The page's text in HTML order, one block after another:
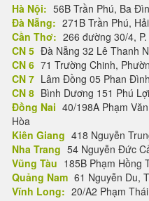
Hà Nội: 56B Trần Phú, Ba
Đà Nẵng: 271B Trần Phú,
Cần Thơ: 266 đường 30/4,
CN 5 Đà Nẵng 32 Lê Thanh
CN 6 71 Trường Chinh,
CN 7 Lâm Đồng 05 Phan
CN 8 Bình Dương 151 Phú
Đồng Nai 40/198A Phạm
Hòa
Kiên Giang 418 Nguyễn
Nha Trang 54 Nguyễn Đức
Vũng Tàu 185B Phạm Hồng
Quảng Nam 61 Nguyễn Du,
Vĩnh Long: 20/A2 Phạm